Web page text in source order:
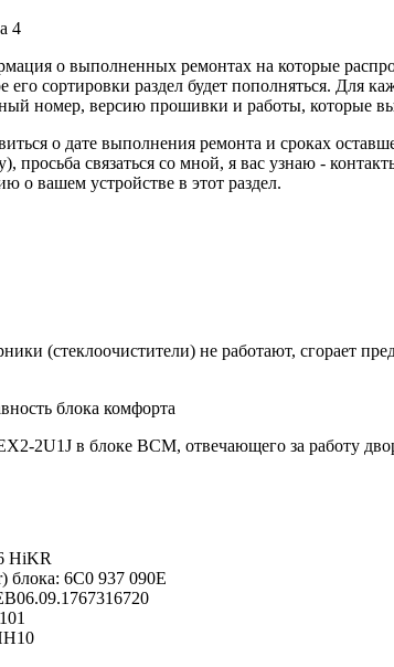
4
о выполненных ремонтах на которые
его сортировки раздел будет пополняться. Для
номер, версию прошивки и работы, которые
о дате выполнения ремонта и сроках
просьба связаться со мной, я вас узнаю -
о вашем устройстве в этот раздел.
(стеклоочистители) не работают, сгорает
блока комфорта
2U1J в блоке BCM, отвечающего за работу
HiKR
блока: 6C0 937 090E